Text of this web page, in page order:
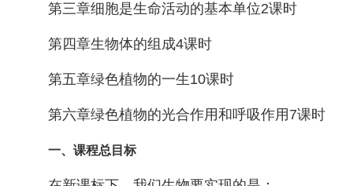
第三章细胞是生命活动的基本单位2课时
第四章生物体的组成4课时
第五章绿色植物的一生10课时
第六章绿色植物的光合作用和呼吸作用7课时
一、课程总目标